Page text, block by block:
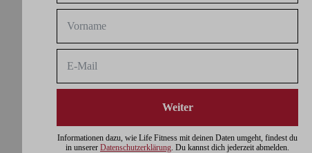
Weiter
Informationen dazu, wie Life Fitness mit deinen Daten umgeht, findest du
in unserer Datenschutzerklärung. Du kannst dich jederzeit abmelden.